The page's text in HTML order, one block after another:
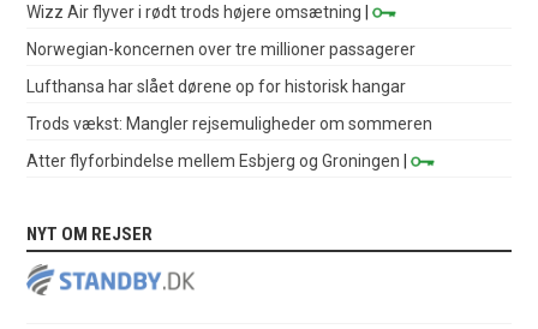
Wizz Air flyver i rødt trods højere omsætning |
Norwegian-koncernen over tre millioner passagerer
Lufthansa har slået dørene op for historisk hangar
Trods vækst: Mangler rejsemuligheder om sommeren
Atter flyforbindelse mellem Esbjerg og Groningen |
NYT OM REJSER